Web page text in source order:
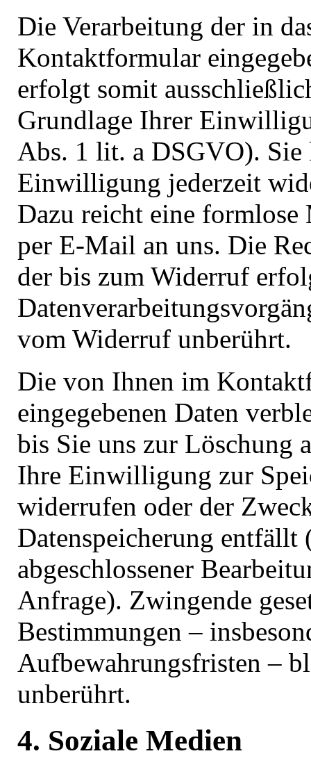
Die Verarbeitung der in
Kontaktformular
erfolgt somit
Grundlage Ihrer
Abs. 1 lit. a DSGVO). Sie
Einwilligung jederzeit
Dazu reicht eine
per E-Mail an uns. Die
der bis zum Widerruf
vom Widerruf unberührt.
Die von Ihnen im
eingegebenen Daten
bis Sie uns zur Löschung
Ihre Einwilligung zur
widerrufen oder der
Datenspeicherung entfällt
abgeschlossener
Anfrage). Zwingende
Bestimmungen –
Aufbewahrungsfristen –
unberührt.
4. Soziale Medien